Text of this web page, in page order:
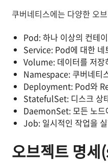
쿠버네티스에는 다양한 오
Pod: 하나 이상의 컨테
Service: Pod에 대한 네
Volume: 데이터를 저장
Namespace: 쿠버네티
Deployment: Pod와
StatefulSet: 디스크 상
DaemonSet: 모든 노드
Job: 일시적인 작업을
오브젝트 명